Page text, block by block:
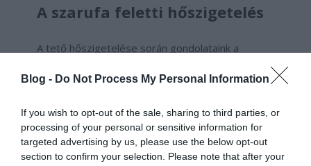
Blog - Do Not Process My Personal Information
If you wish to opt-out of the sale, sharing to third parties, or
processing of your personal or sensitive information for
targeted advertising by us, please use the below opt-out
section to confirm your selection. Please note that after your
A szarufa feletti hőszigetelés
A tető hőszigetelése során gondolataink a
szarufák között, illetve alatt helyezik el a
veszíthetünk, ami a padlástér szűk belmagassága
esetén nem szerencsés.
Ezért érdemes a szarufák feletti